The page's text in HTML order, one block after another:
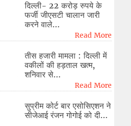
दिल्ली- 22 करोड़ रुपये के
फर्जी जीएसटी चालान जारी
करने वाले...
Read More
तीस हजारी मामला : दिल्ली में
वकीलों की हड़ताल खत्म,
शनिवार से...
Read More
सुप्रीम कोर्ट बार एसोसिएशन ने
सीजेआई रंजन गोगोई को दी...